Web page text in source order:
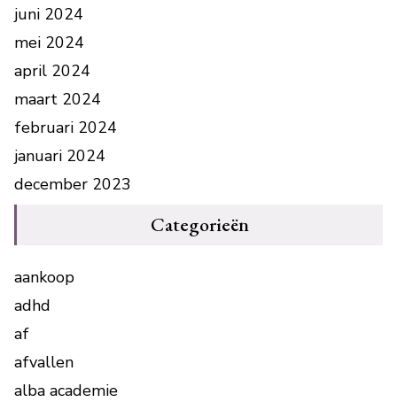
juni 2024
mei 2024
april 2024
maart 2024
februari 2024
januari 2024
december 2023
Categorieën
aankoop
adhd
af
afvallen
alba academie